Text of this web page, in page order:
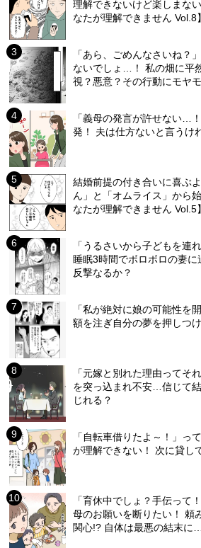
理解できないけど楽しまな
なたが理解できません Vol.8】
「あら、ごめんなさいね？
ないでしょ…！ 私の畑に平
視？悪意？その行動にモヤ
「義母の発言が許せない…
発！ 夫は仕方ないと言うけ
結婚前提の付き合いに喜ぶ
ん」と「オムライス」から
なたが理解できません Vol.5】
「うるさいから子どもを連
睡眠3時間でボロボロの妻
反撃なるか？
「私が絶対に娘の可能性を
額を注ぎ自分の夢を押しつ
「元嫁と別れた理由ってそ
を突っ込まれ不安…信じて
じれる？
「自転車借りたよ～！」っ
が理解できない！ 次に貸し
「育休中でしょ？手伝って
母のお願いを断りたい！ 頼
関心!? 自体は最悪の結末に…